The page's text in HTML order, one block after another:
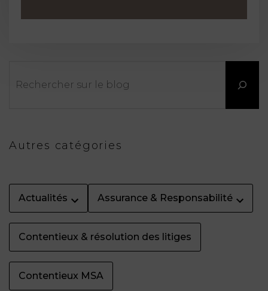
Autres catégories
Actualités Assurance & Responsabilité
Contentieux & résolution des litiges
Contentieux MSA